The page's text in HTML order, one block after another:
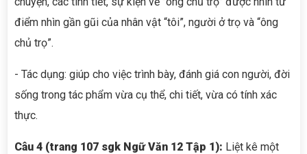
điểm nhìn gần gũi của nhân vật “tôi”, người ở trọ và “ông
chủ trọ”.
- Tác dụng: giúp cho việc trình bày, đánh giá con người, đời
sống trong tác phẩm vừa cụ thể, chi tiết, vừa có tính xác
thực.
Câu 4 (trang 107 sgk Ngữ Văn 12 Tập 1): Liệt kê một